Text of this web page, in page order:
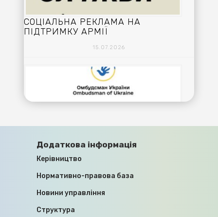
СОЦІАЛЬНА РЕКЛАМА НА
ПІДТРИМКУ АРМІЇ
15.07.2026
ПРАВА ЦИВІЛЬНИХ ОСІБ,
ПОЗБАВЛЕНИХ ОСОБИСТОЇ СВОБОДИ
ВНАСЛІДОК ЗБРОЙНОЇ АГРЕСІЇ
ПРОТИ УКРАЇНИ, ЗНИКЛИХ
ОБСТАВИН, ТА ЧЛЕНІВ ЇХНІХ СІМЕЙ
Додаткова інформація
Керівництво
Нормативно-правова база
Новини управління
Структура